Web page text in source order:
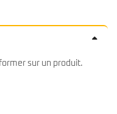
sur un produit.